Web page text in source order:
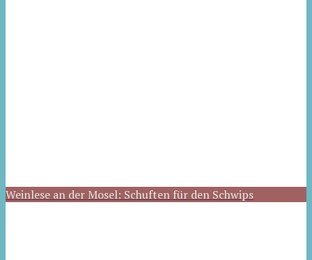
Weinlese an der Mosel: Schuften für den Schwips